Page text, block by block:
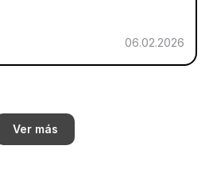
06.02.2026
Ver más